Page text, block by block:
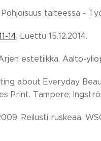
taiteessa -
14; Luettu 15.12.2014.
estetiikka. Aalto-
about Everyday
Print. Tampere;
Reilusti ruskeaa.